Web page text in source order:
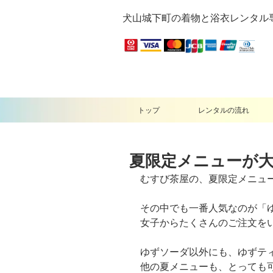
犬山城下町の着物と浴衣レンタル
トップ レンタルの流れ
夏限定メニューが
むすび茶屋の、夏限定メニ
その中でも一番人気なのが「
女子からたくさんのご注文
ゆずソーダ以外にも、ゆずテ
他の夏メニューも、とっても